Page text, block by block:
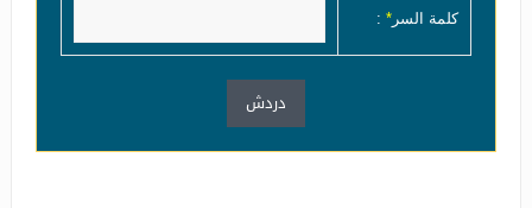
كلمة السر *
: